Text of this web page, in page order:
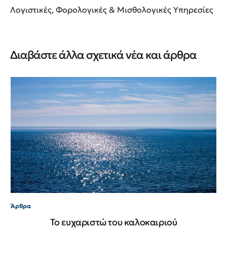
Λογιστικές, Φορολογικές & Μισθολογικές Υπηρεσίες
Διαβάστε άλλα σχετικά νέα και άρθρα
Άρθρα
Το ευχαριστώ του καλοκαιριού